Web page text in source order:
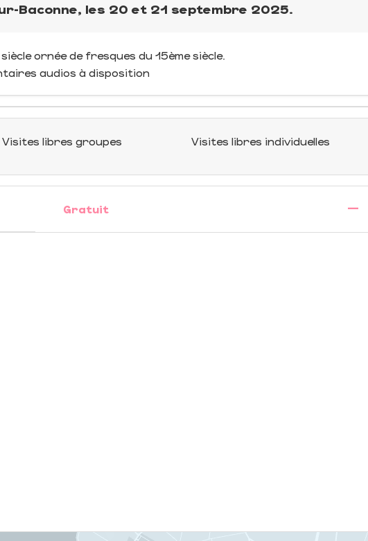
Baconne, les 20 et 21 septembre 2025.
ornée de fresques du 15ème siècle.
audios à disposition
Visites libres groupes Visites libres individuelles
Gratuit —